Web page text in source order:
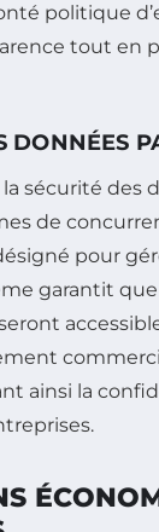
politique
tout en
DONNÉES
la sécurité des
de
pour
garantit
ainsi la